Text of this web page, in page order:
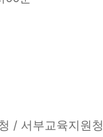
/ 서부교육지원청